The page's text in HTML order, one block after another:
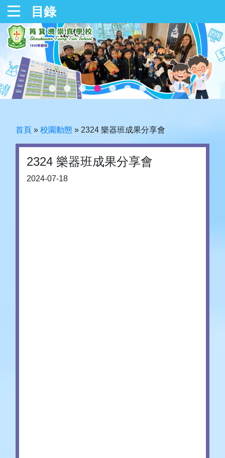
目錄
首頁 » 校園動態 » 2324 樂器班成果分享會
2324 樂器班成果分享會
2024-07-18